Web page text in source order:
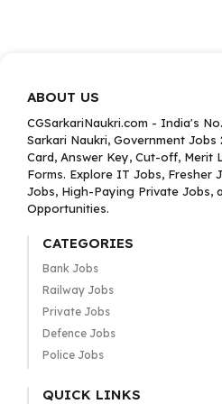
ABOUT US
CGSarkariNaukri.com - India's
Sarkari Naukri, Government Jobs
Card, Answer Key, Cut-off, Merit
Forms. Explore IT Jobs, Fresher
Jobs, High-Paying Private Jobs,
Opportunities.
CATEGORIES
Bank Jobs
Railway Jobs
Private Jobs
Defence Jobs
Police Jobs
QUICK LINKS